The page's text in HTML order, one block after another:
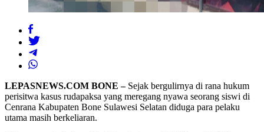
LEPASNEWS.COM BONE –Sejak bergulirnya di rana hukum
perisitwa kasus rudapaksa yang meregang nyawa seorang siswi di
Cenrana Kabupaten Bone Sulawesi Selatan diduga para pelaku
utama masih berkeliaran.